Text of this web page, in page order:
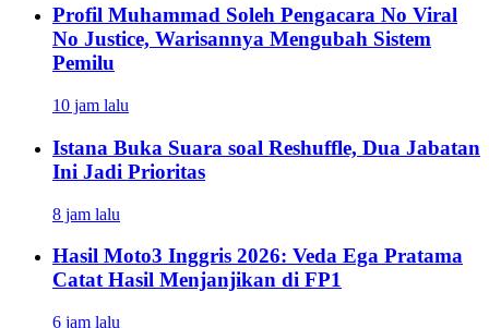
Profil Muhammad Soleh Pengacara No Viral
No Justice, Warisannya Mengubah Sistem
Pemilu
10 jam lalu
Istana Buka Suara soal Reshuffle, Dua Jabatan
Ini Jadi Prioritas
8 jam lalu
Hasil Moto3 Inggris 2026: Veda Ega Pratama
Catat Hasil Menjanjikan di FP1
6 jam lalu